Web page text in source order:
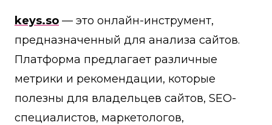
keys.so — это онлайн-инструмент,
предназначенный для анализа сайтов.
Платформа предлагает различные
метрики и рекомендации, которые
полезны для владельцев сайтов, SEO-
специалистов, маркетологов,